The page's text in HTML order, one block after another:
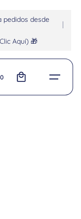
pedidos desde
Aquí) 🎁
0